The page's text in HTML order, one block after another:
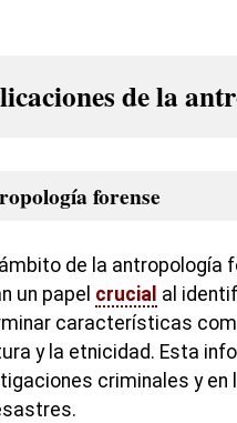
de la
forense
ámbito de la antropología
un papel crucial al
características
y la etnicidad. Esta
criminales y